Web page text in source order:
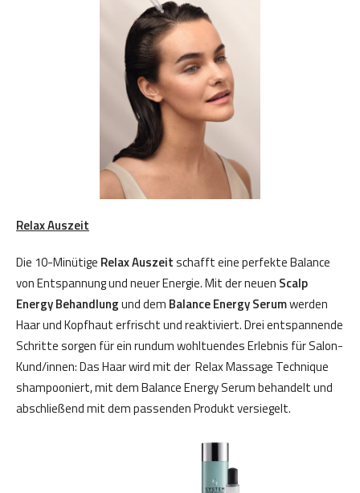
Relax Auszeit
Die 10-Minütige Relax Auszeitschafft eine perfekte Balance
von Entspannung und neuer Energie. Mit der neuen Scalp
Energy Behandlungund dem Balance Energy Serumwerden
Haar und Kopfhaut erfrischt und reaktiviert. Drei entspannende
Schritte sorgen für ein rundum wohltuendes Erlebnis für Salon-
Kund/innen: Das Haar wird mit der Relax Massage Technique
shampooniert, mit dem Balance Energy Serum behandelt und
abschließend mit dem passenden Produkt versiegelt.